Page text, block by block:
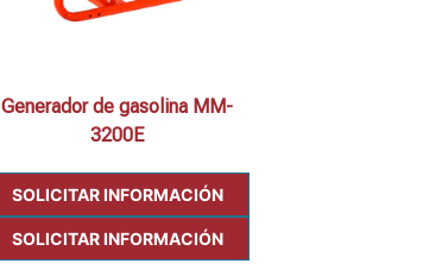
Generador de gasolina MM-
3200E
SOLICITAR INFORMACIÓN
SOLICITAR INFORMACIÓN